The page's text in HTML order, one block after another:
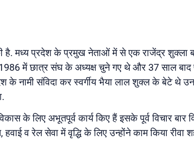
मध्य प्रदेश के प्रमुख नेताओं में से एक राजेंद्र शुक्ला
में छात्र संघ के अध्यक्ष चुने गए थे और 37 साल
के नामी संविदा कर स्वर्गीय भैया लाल शुक्ल के बेटे थे
के लिए अभूतपूर्व कार्य किए हैं इसके पूर्व विचार बार
हवाई व रेल सेवा में वृद्धि के लिए उन्होंने काम किया